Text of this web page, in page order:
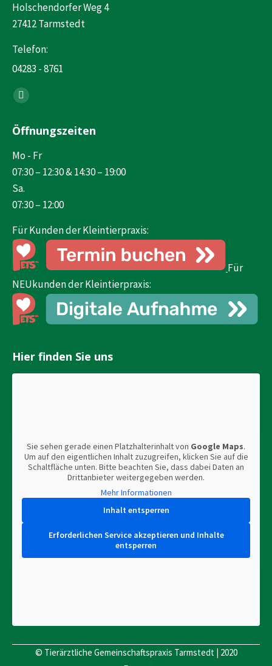
Holschendorfer Weg 4
27412 Tarmstedt
Telefon:
04283 - 8761
Finden Sie uns auf:
Facebook
opens
new
Öffnungszeiten
Mo - Fr
07:30 – 12:30 & 14:30 – 19:00
Sa.
07:30 – 12:00
Für Kunden der Kleintierpraxis:
Für
NEUkunden der Kleintierpraxis:
Hier finden Sie uns
Sie sehen gerade einen Platzhalterinhalt von Google Maps.
Um auf den eigentlichen Inhalt zuzugreifen, klicken Sie auf die
Schaltfläche unten. Bitte beachten Sie, dass dabei Daten an
Drittanbieter weitergegeben werden.
Mehr Informationen
Inhalt entsperren
Erforderlichen Service akzeptieren und Inhalte
entsperren
© Tierärztliche Gemeinschaftspraxis Tarmstedt | 2020